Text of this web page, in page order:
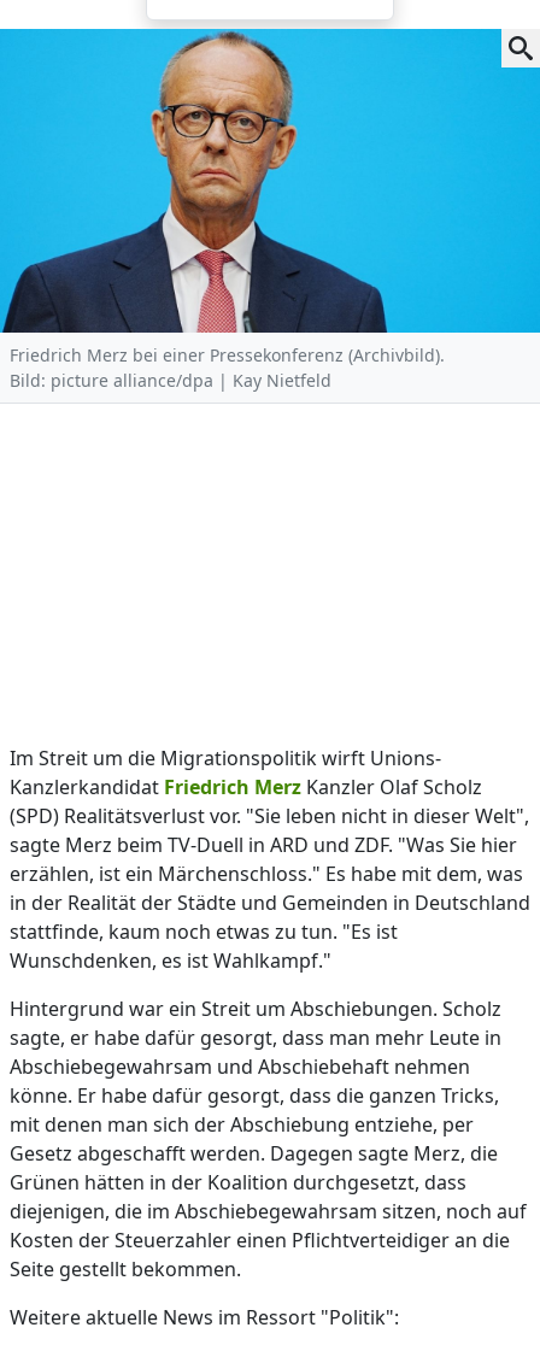
Friedrich Merz bei einer Pressekonferenz (Archivbild).
Bild: picture alliance/dpa | Kay Nietfeld
Im Streit um die Migrationspolitik wirft Unions-
Kanzlerkandidat Friedrich Merz Kanzler Olaf Scholz
(SPD) Realitätsverlust vor. "Sie leben nicht in dieser Welt",
sagte Merz beim TV-Duell in ARD und ZDF. "Was Sie hier
erzählen, ist ein Märchenschloss." Es habe mit dem, was
in der Realität der Städte und Gemeinden in Deutschland
stattfinde, kaum noch etwas zu tun. "Es ist
Wunschdenken, es ist Wahlkampf."
Hintergrund war ein Streit um Abschiebungen. Scholz
sagte, er habe dafür gesorgt, dass man mehr Leute in
Abschiebegewahrsam und Abschiebehaft nehmen
könne. Er habe dafür gesorgt, dass die ganzen Tricks,
mit denen man sich der Abschiebung entziehe, per
Gesetz abgeschafft werden. Dagegen sagte Merz, die
Grünen hätten in der Koalition durchgesetzt, dass
diejenigen, die im Abschiebegewahrsam sitzen, noch auf
Kosten der Steuerzahler einen Pflichtverteidiger an die
Seite gestellt bekommen.
Weitere aktuelle News im Ressort "Politik":